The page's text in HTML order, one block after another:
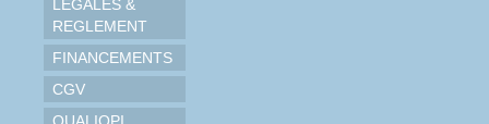
LEGALES &
REGLEMENT
FINANCEMENTS
CGV
QUALIOPI